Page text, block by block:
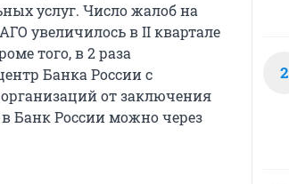
услуг. Число жалоб на
увеличилось в II квартале
того, в 2 раза
Банка России с
от заключения
Банк России можно через
2